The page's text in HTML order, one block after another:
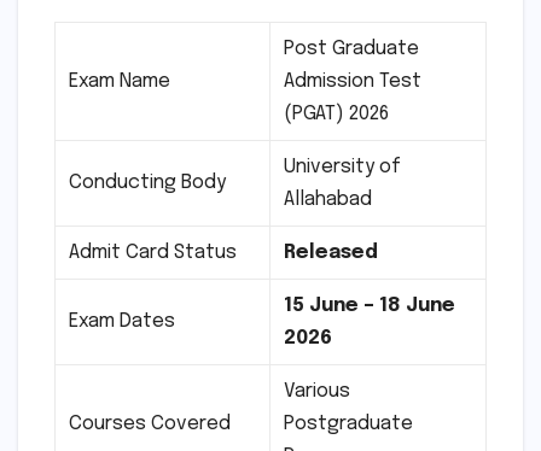
Exam Name
Post Graduate
Admission Test
(PGAT) 2026
Conducting Body
University of
Allahabad
Admit Card Status Released
Exam Dates
15 June – 18 June
2026
Courses Covered
Various
Postgraduate